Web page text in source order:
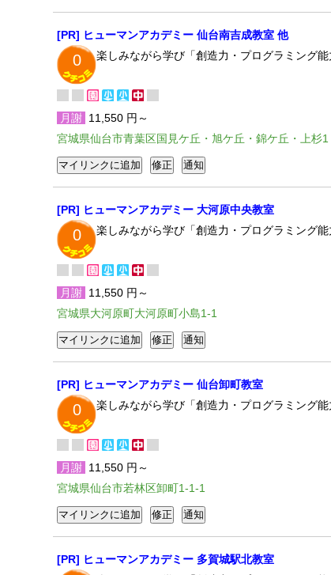
[PR] ヒューマンアカデミー 仙台南吉成教室 他
0 楽しみながら学び「創造力・プログラミング
月謝 11,550 円～
宮城県仙台市青葉区国見ケ丘・旭ケ丘・錦ケ丘・上杉1
[PR] ヒューマンアカデミー 大河原中央教室
0 楽しみながら学び「創造力・プログラミング
月謝 11,550 円～
宮城県大河原町大河原町小島1-1
[PR] ヒューマンアカデミー 仙台卸町教室
0 楽しみながら学び「創造力・プログラミング
月謝 11,550 円～
宮城県仙台市若林区卸町1-1-1
[PR] ヒューマンアカデミー 多賀城駅北教室